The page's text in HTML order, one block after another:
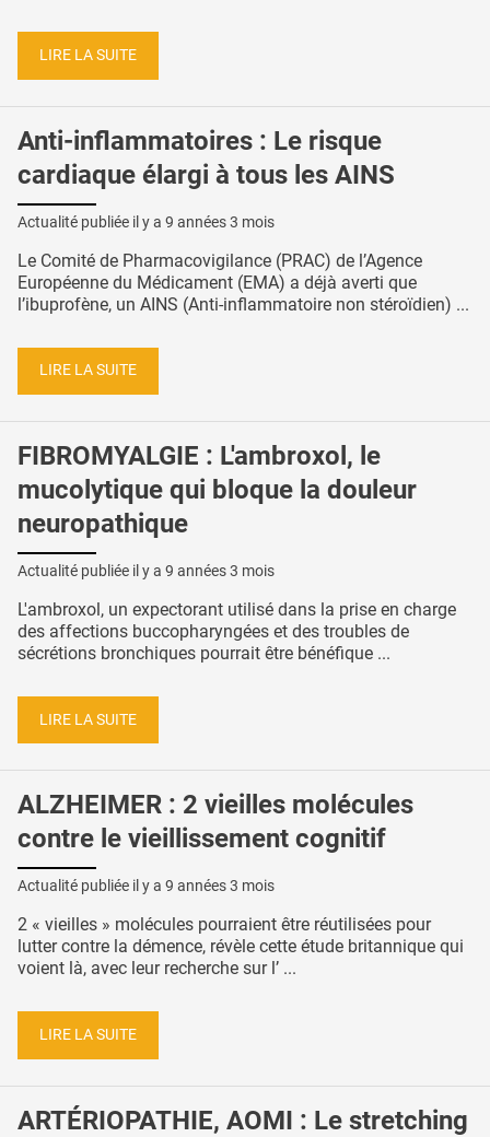
LIRE LA SUITE
Anti-inflammatoires : Le risque
cardiaque élargi à tous les AINS
Actualité publiée il y a 9 années 3 mois
Le Comité de Pharmacovigilance (PRAC) de l’Agence
Européenne du Médicament (EMA) a déjà averti que
l’ibuprofène, un AINS (Anti-inflammatoire non stéroïdien) ...
LIRE LA SUITE
FIBROMYALGIE : L'ambroxol, le
mucolytique qui bloque la douleur
neuropathique
Actualité publiée il y a 9 années 3 mois
L'ambroxol, un expectorant utilisé dans la prise en charge
des affections buccopharyngées et des troubles de
sécrétions bronchiques pourrait être bénéfique ...
LIRE LA SUITE
ALZHEIMER : 2 vieilles molécules
contre le vieillissement cognitif
Actualité publiée il y a 9 années 3 mois
2 « vieilles » molécules pourraient être réutilisées pour
lutter contre la démence, révèle cette étude britannique qui
voient là, avec leur recherche sur l’ ...
LIRE LA SUITE
ARTÉRIOPATHIE, AOMI : Le stretching